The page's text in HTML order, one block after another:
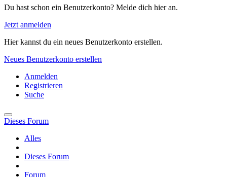
Du hast schon ein Benutzerkonto? Melde dich hier an.
Jetzt anmelden
Hier kannst du ein neues Benutzerkonto erstellen.
Neues Benutzerkonto erstellen
Anmelden
Registrieren
Suche
Dieses Forum
Alles
Dieses Forum
Forum